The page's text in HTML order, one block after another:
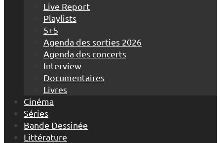
Live Report
Playlists
5+5
Agenda des sorties 2026
Agenda des concerts
Interview
Documentaires
Livres
Cinéma
Séries
Bande Dessinée
Littérature